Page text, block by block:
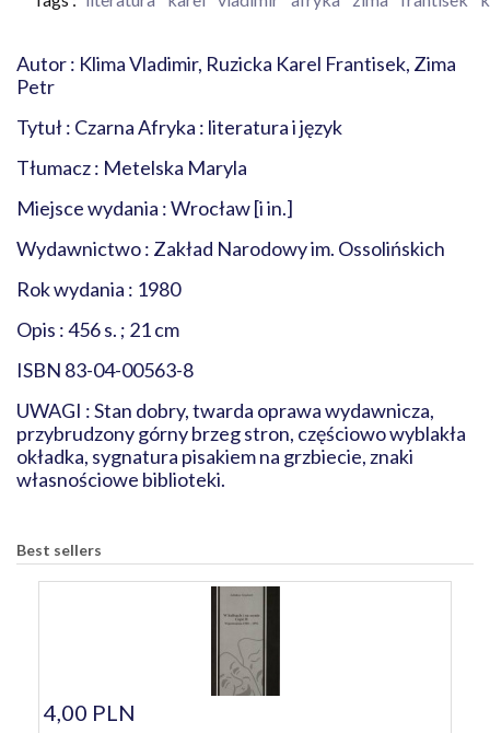
Autor : Klima Vladimir, Ruzicka Karel Frantisek, Zima
Petr
Tytuł : Czarna Afryka : literatura i język
Tłumacz : Metelska Maryla
Miejsce wydania : Wrocław [i in.]
Wydawnictwo : Zakład Narodowy im. Ossolińskich
Rok wydania : 1980
Opis : 456 s. ; 21 cm
ISBN 83-04-00563-8
UWAGI : Stan dobry, twarda oprawa wydawnicza,
przybrudzony górny brzeg stron, częściowo wyblakła
okładka, sygnatura pisakiem na grzbiecie, znaki
własnościowe biblioteki.
Best sellers
4,00 PLN